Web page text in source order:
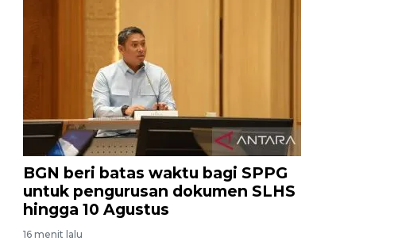
BGN beri batas waktu bagi SPPG
untuk pengurusan dokumen SLHS
hingga 10 Agustus
16 menit lalu